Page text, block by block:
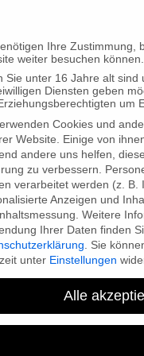
runs within the
Ihre Zustimmung,
weiter besuchen können.
Sie unter 16 Jahre alt sind
Diensten geben
um
Cookies und
Website. Einige von
andere uns helfen,
zu verbessern.
verarbeitet werden (z. B.
Anzeigen und
Weitere
Ihrer Daten finden
Sie
unter Einstellungen
Alle